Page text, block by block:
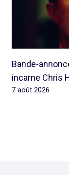
Bande-
incarne Chris
7 août 2026